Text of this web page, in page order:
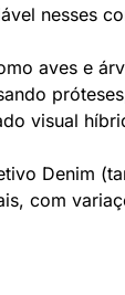
nesses
aves e
visual
Denim
com